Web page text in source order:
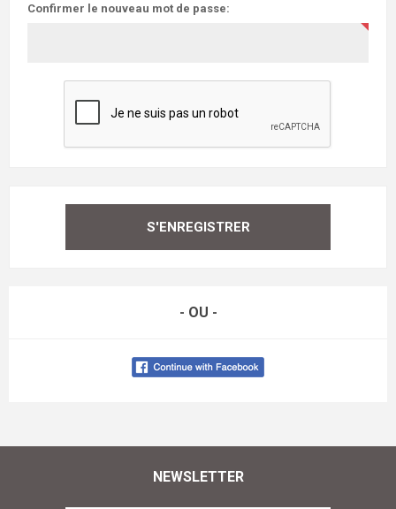
Confirmer le nouveau mot de passe:
S'ENREGISTRER
- OU -
NEWSLETTER